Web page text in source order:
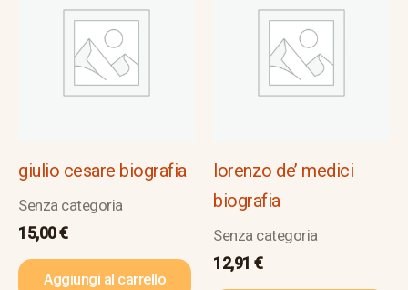
giulio cesare biografia
Senza categoria
15,00€
Aggiungi al carrello
lorenzo de’ medici
biografia
Senza categoria
12,91 €